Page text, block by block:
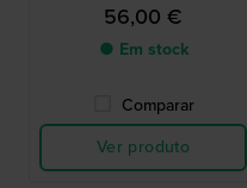
56,00 €
● Em stock
Comparar
Ver produto